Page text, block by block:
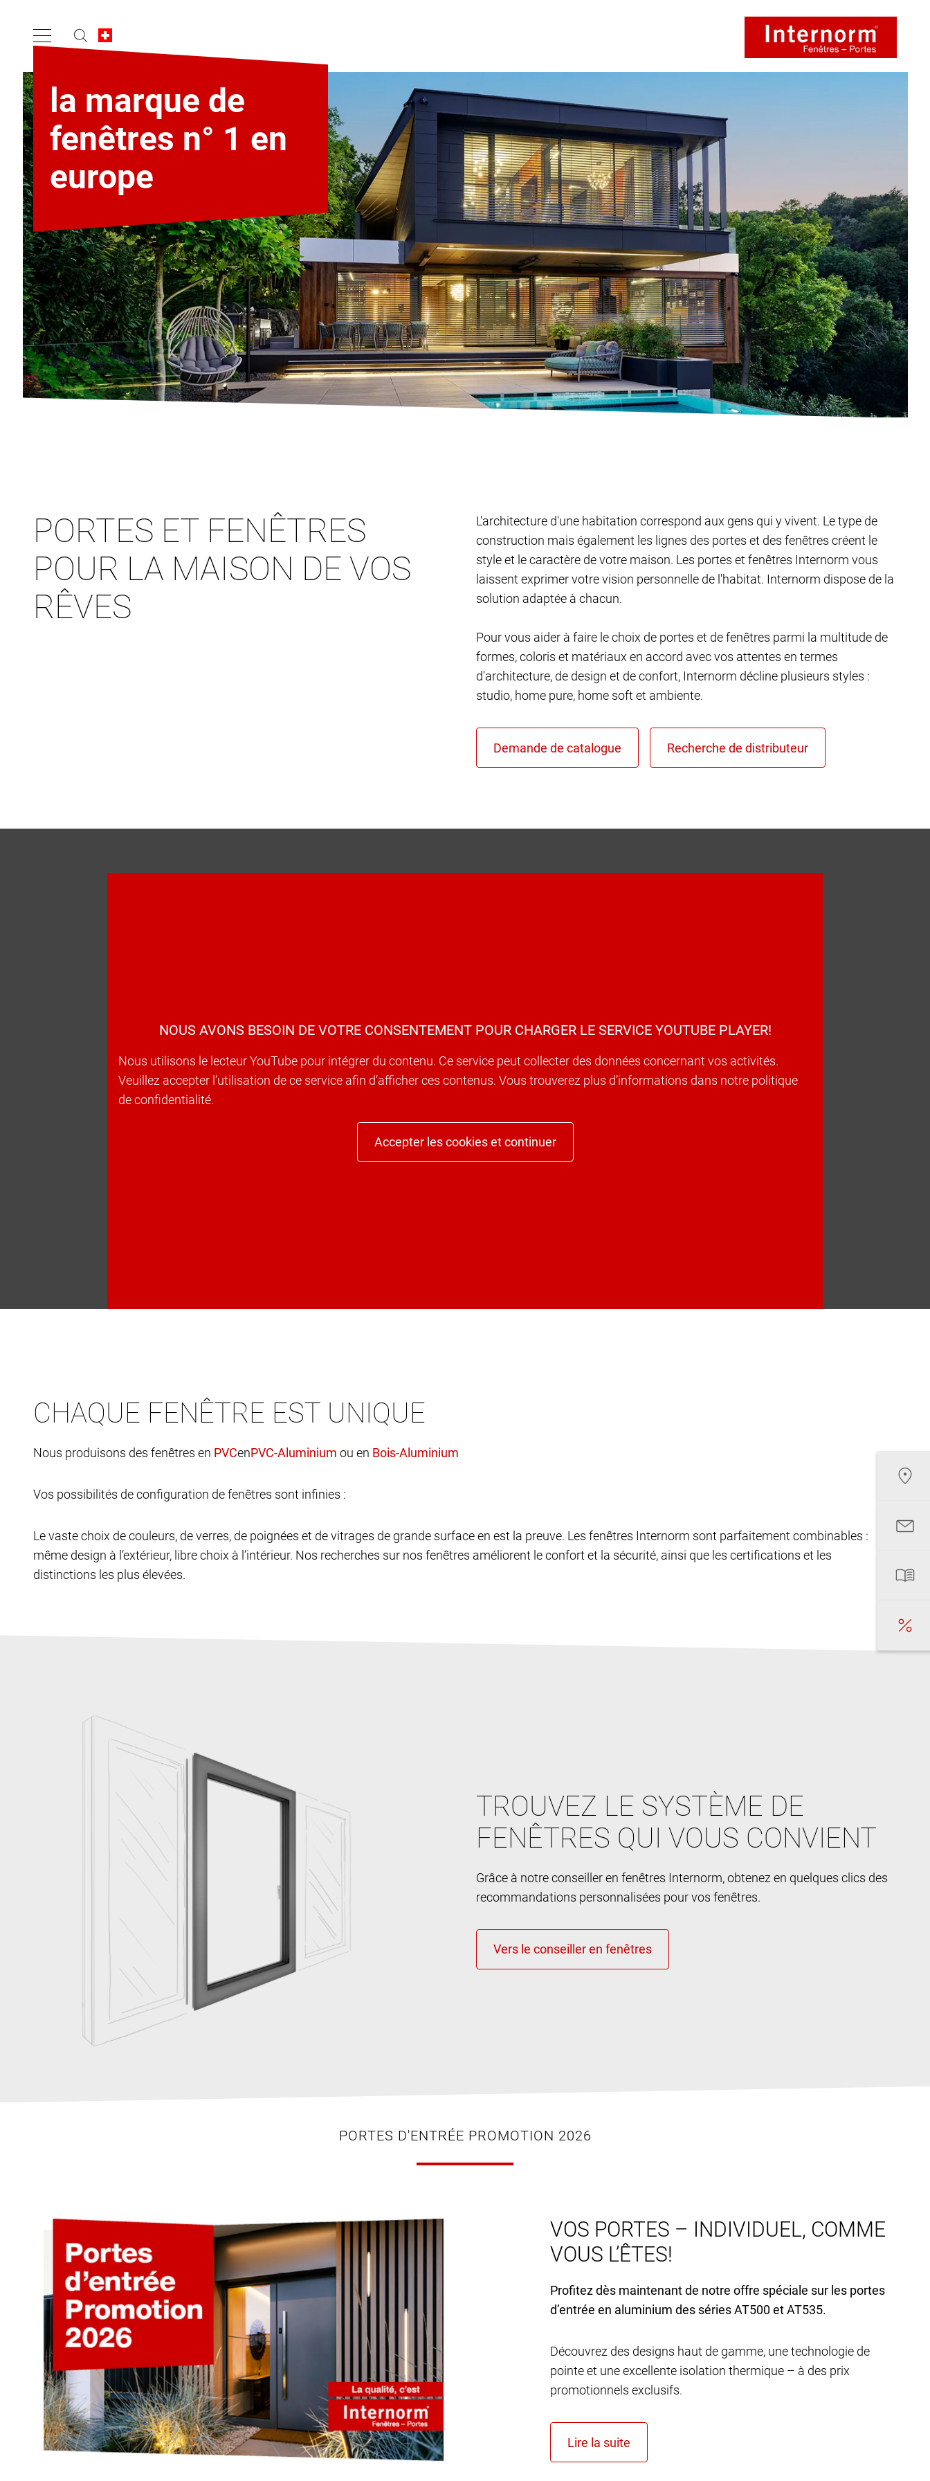
la marque de
fenêtres n° 1 en
europe
PORTES ET FENÊTRES
POUR LA MAISON DE VOS
RÊVES
L'architecture d'une habitation correspond aux gens qui y vivent. Le type de
construction mais également les lignes des portes et des fenêtres créent le
style et le caractère de votre maison. Les portes et fenêtres Internorm vous
laissent exprimer votre vision personnelle de l'habitat. Internorm dispose de la
solution adaptée à chacun.
Pour vous aider à faire le choix de portes et de fenêtres parmi la multitude de
formes, coloris et matériaux en accord avec vos attentes en termes
d'architecture, de design et de confort, Internorm décline plusieurs styles :
studio, home pure, home soft et ambiente.
NOUS AVONS BESOIN DE VOTRE CONSENTEMENT POUR CHARGER LE SERVICE YOUTUBE PLAYER!
Nous utilisons le lecteur YouTube pour intégrer du contenu. Ce service peut collecter des données concernant vos activités.
Veuillez accepter l’utilisation de ce service afin d’afficher ces contenus. Vous trouverez plus d’informations dans notre politique
de confidentialité.
Accepter les cookies et continuer
CHAQUE FENÊTRE EST UNIQUE
Nous produisons des fenêtres en en ou en
Vos possibilités de configuration de fenêtres sont infinies :
Le vaste choix de couleurs, de verres, de poignées et de vitrages de grande surface en est la preuve. Les fenêtres Internorm sont parfaitement combinables :
même design à l’extérieur, libre choix à l’intérieur. Nos recherches sur nos fenêtres améliorent le confort et la sécurité, ainsi que les certifications et les
distinctions les plus élevées.
TROUVEZ LE SYSTÈME DE
FENÊTRES QUI VOUS CONVIENT
Grâce à notre conseiller en fenêtres Internorm, obtenez en quelques clics des
recommandations personnalisées pour vos fenêtres.
PORTES D'ENTRÉE PROMOTION 2026
VOS PORTES – INDIVIDUEL, COMME
VOUS L’ÊTES!
Profitez dès maintenant de notre offre spéciale sur les portes
d’entrée en aluminium des séries AT500 et AT535.
Découvrez des designs haut de gamme, une technologie de
pointe et une excellente isolation thermique – à des prix
promotionnels exclusifs.